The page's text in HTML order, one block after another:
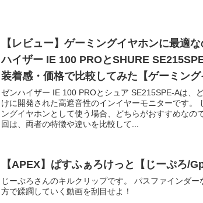
【レビュー】ゲーミングイヤホンに最適
ハイザー IE 100 PROとSHURE
装着感・価格で比較してみた【ゲーミング
ゼンハイザー IE 100 PROとシュア SE215SPE-Aは、
けに開発された高遮音性のインイヤーモニターです。
ングイヤホンとして使う場合、どちらがおすすめなの
回は、両者の特徴や違いを比較して...
【APEX】ぱすふぁろけっと【じーぷろ/
じーぷろさんのキルクリップです。 パスファインダー
方で蹂躙していく動画を刮目せよ！